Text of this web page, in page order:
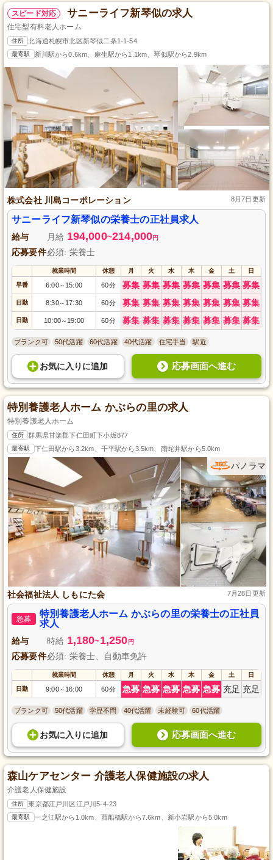
スピード対応 サニーライフ新琴似の求人
住宅型有料老人ホーム
住所 北海道札幌市北区新琴似二条1-1-54
最寄駅 新川駅から0.6km、麻生駅から1.1km、琴似駅から2.9km
株式会社 川島コーポレーション 8月7日更新
サニーライフ新琴似の栄養士の正社員求人
給与 月給 194,000~214,000円
応募要件必須: 栄養士
就業時間 休憩 月 火 水 木 金 土 日
早番 6:00～ 15:00 60分 募集 募集 募集 募集 募集 募集 募集
日勤 8:30～ 17:30 60分 募集 募集 募集 募集 募集 募集 募集
日勤 10:00～ 19:00 60分 募集 募集 募集 募集 募集 募集 募集
ブランク可 50代活躍 60代活躍 40代活躍 住宅手当 駅近
お気に入り に追加 応募画面へ進む
特別養護老人ホーム かぶらの里の求人
特別養護老人ホーム
住所 群馬県甘楽郡下仁田町下小坂877
最寄駅 下仁田駅から3.2km、千平駅から3.5km、南蛇井駅から5.0km
パノラマ
社会福祉法人 しもにた会 7月28日更新
急募
特別養護老人ホーム かぶらの里の栄養士の正社員
求人
給与 時給 1,180~1,250 円
応募要件必須: 栄養士、自動車免許
就業時間 休憩 月 火 水 木 金 土 日
日勤 9:00～ 16:00 60分 急募 急募 急募 急募 急募 充足 充足
ブランク可 50代活躍 学歴不問 40代活躍 未経験可 60代活躍
お気に入り に追加 応募画面へ進む
森山ケアセンター 介護老人保健施設の求人
介護老人保健施設
住所 東京都江戸川区江戸川5-4-23
最寄駅 一之江駅から1.0km、西船橋駅から7.6km、新小岩駅から5.0km